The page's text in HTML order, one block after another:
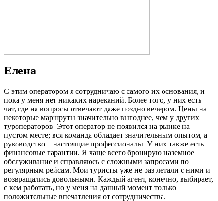
Елена
С этим оператором я сотрудничаю с самого их основания, и
пока у меня нет никаких нареканий. Более того, у них есть
чат, где на вопросы отвечают даже поздно вечером. Цены на
некоторые маршруты значительно выгоднее, чем у других
туроператоров. Этот оператор не появился на рынке на
пустом месте; вся команда обладает значительным опытом, а
руководство – настоящие профессионалы. У них также есть
финансовые гарантии. Я чаще всего бронирую наземное
обслуживание и справляюсь с сложными запросами по
регулярным рейсам. Мои туристы уже не раз летали с ними и
возвращались довольными. Каждый агент, конечно, выбирает,
с кем работать, но у меня на данный момент только
положительные впечатления от сотрудничества.